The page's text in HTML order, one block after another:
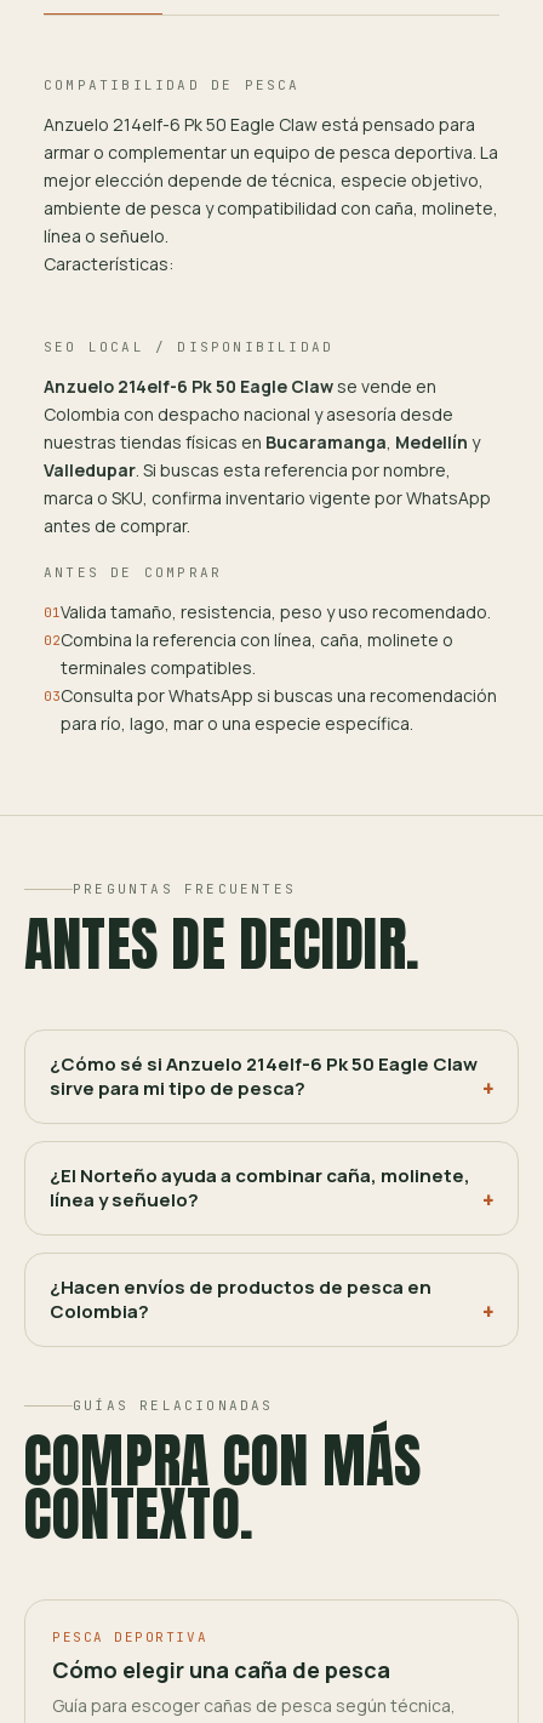
COMPATIBILIDAD DE PESCA
Anzuelo 214elf-6 Pk 50 Eagle Claw está pensado para
armar o complementar un equipo de pesca deportiva. La
mejor elección depende de técnica, especie objetivo,
ambiente de pesca y compatibilidad con caña, molinete,
línea o señuelo.
Características:
SEO LOCAL / DISPONIBILIDAD
Anzuelo 214elf-6 Pk 50 Eagle Claw se vende en
Colombia con despacho nacional y asesoría desde
nuestras tiendas físicas en Bucaramanga, Medellín y
Valledupar. Si buscas esta referencia por nombre,
marca o SKU, confirma inventario vigente por WhatsApp
antes de comprar.
ANTES DE COMPRAR
01Valida tamaño, resistencia, peso y uso recomendado.
02Combina la referencia con línea, caña, molinete o
terminales compatibles.
03Consulta por WhatsApp si buscas una recomendación
para río, lago, mar o una especie específica.
PREGUNTAS FRECUENTES
ANTES DE DECIDIR.
¿Cómo sé si Anzuelo 214elf-6 Pk 50 Eagle Claw
sirve para mi tipo de pesca?
¿El Norteño ayuda a combinar caña, molinete,
línea y señuelo?
¿Hacen envíos de productos de pesca en
Colombia?
GUÍAS RELACIONADAS
COMPRA CON MÁS
CONTEXTO.
PESCA DEPORTIVA
Cómo elegir una caña de pesca
Guía para escoger cañas de pesca según técnica,